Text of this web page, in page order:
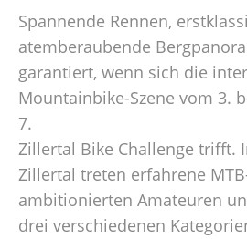
Spannende Rennen,
atemberaubende
garantiert, wenn sich die
Mountainbike-Szene vom 3.
7.
Zillertal Bike Challenge trifft.
Zillertal treten erfahrene
ambitionierten Amateuren
drei verschiedenen